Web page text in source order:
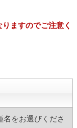
ますのでご注意く
をお選びくださ